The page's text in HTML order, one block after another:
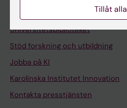
Universitetsbiblioteket
Stöd forskning och utbildning
Jobba på KI
Karolinska Institutet Innovation
Kontakta presstjänsten
Tillåt alla